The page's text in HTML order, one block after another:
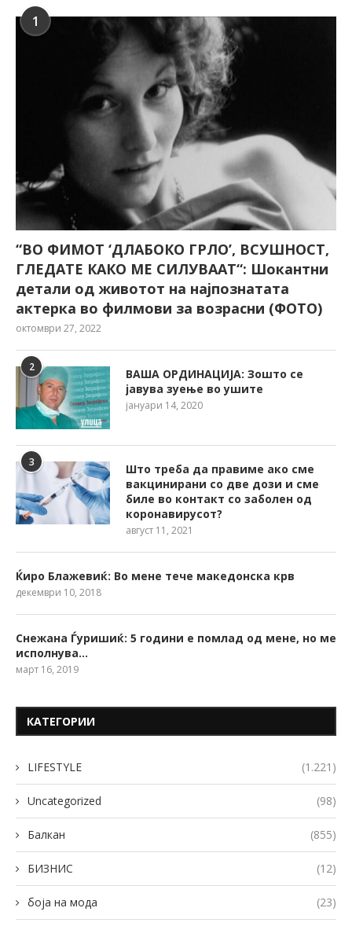
1
“ВО ФИМОТ ‘ДЛАБОКО ГРЛО’, ВСУШНОСТ,
ГЛЕДАТЕ КАКО МЕ СИЛУВААТ“: Шокантни
детали од животот на најпознатата
актерка во филмови за возрасни (ФОТО)
октомври 27, 2022
2
ВАША ОРДИНАЦИЈА: Зошто се
јавува зуење во ушите
јануари 14, 2020
3
Што треба да правиме ако сме
вакцинирани со две дози и сме
биле во контакт со заболен од
коронавирусот?
август 11, 2021
Ќиро Блажевиќ: Во мене тече македонска крв
декември 10, 2018
Снежана Ѓуришиќ: 5 години е помлад од мене, но ме
исполнува…
март 16, 2019
КАТЕГОРИИ
LIFESTYLE (1.221)
Uncategorized (98)
Балкан (855)
БИЗНИС (12)
боја на мода (23)